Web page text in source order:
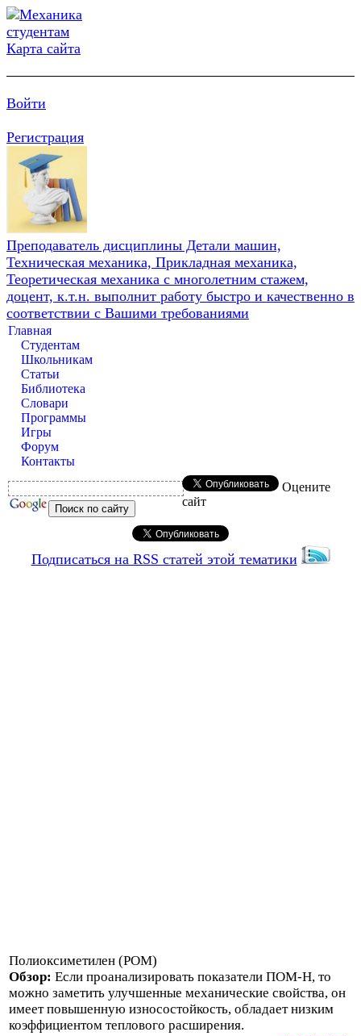
Карта сайта
Войти
Регистрация
Преподаватель дисциплины Детали машин,
Техническая механика, Прикладная механика,
Теоретическая механика с многолетним стажем,
доцент, к.т.н. выполнит работу быстро и качественно в
соответствии с Вашими требованиями
Главная
Студентам
Школьникам
Статьи
Библиотека
Словари
Программы
Игры
Форум
Контакты
Оцените
сайт
Подписаться на RSS статей этой тематики
Полиоксиметилен (POM)
Обзор: Если проанализировать показатели ПОМ-Н, то
можно заметить улучшенные механические свойства, он
имеет повышенную износостойкость, обладает низким
коэффициентом теплового расширения.